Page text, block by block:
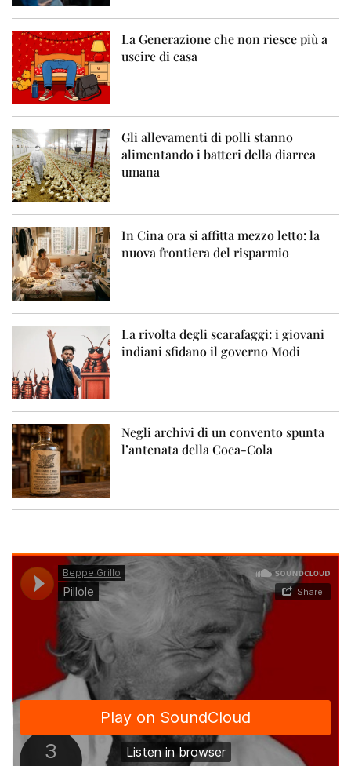
La Generazione che non riesce più a
uscire di casa
Gli allevamenti di polli stanno
alimentando i batteri della diarrea
umana
In Cina ora si affitta mezzo letto: la
nuova frontiera del risparmio
La rivolta degli scarafaggi: i giovani
indiani sfidano il governo Modi
Negli archivi di un convento spunta
l’antenata della Coca-Cola